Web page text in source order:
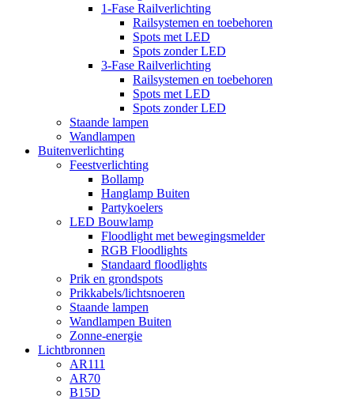
1-Fase Railverlichting
Railsystemen en toebehoren
Spots met LED
Spots zonder LED
3-Fase Railverlichting
Railsystemen en toebehoren
Spots met LED
Spots zonder LED
Staande lampen
Wandlampen
Buitenverlichting
Feestverlichting
Bollamp
Hanglamp Buiten
Partykoelers
LED Bouwlamp
Floodlight met bewegingsmelder
RGB Floodlights
Standaard floodlights
Prik en grondspots
Prikkabels/lichtsnoeren
Staande lampen
Wandlampen Buiten
Zonne-energie
Lichtbronnen
AR111
AR70
B15D